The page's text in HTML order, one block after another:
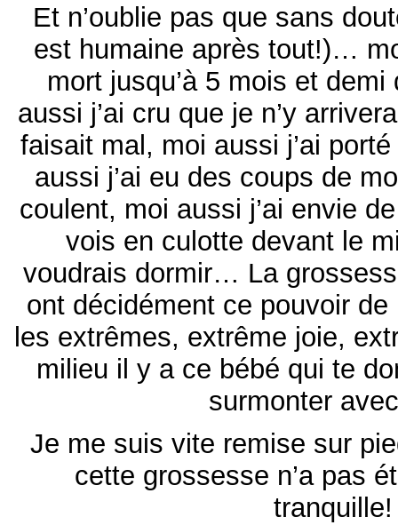
Et n’oublie pas que sans
est humaine après tout!)…
mort jusqu’à 5 mois et
aussi j’ai cru que je n’y
faisait mal, moi aussi j’ai
aussi j’ai eu des coups de
coulent, moi aussi j’ai envie
vois en culotte devant le
voudrais dormir… La
ont décidément ce pouvoir
les extrêmes, extrême joie,
milieu il y a ce bébé qui te
surmonter
Je me suis vite remise sur
cette grossesse n’a pas
tranquille!